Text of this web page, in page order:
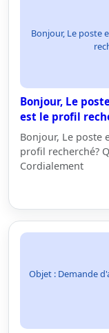
Bonjour, Le poste
Bonjour, Le
est le profil
Bonjour, Le poste
profil recherché?
Cordialement
Objet : Demande